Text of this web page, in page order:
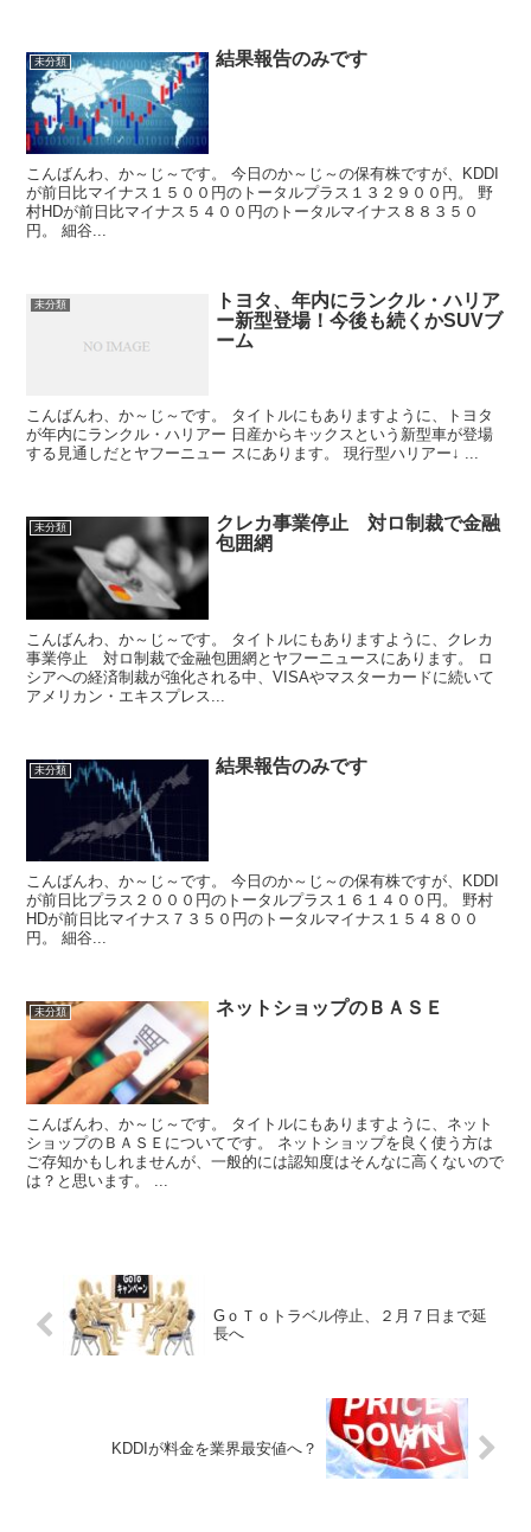
未分類 結果報告のみです
こんばんわ、か～じ～です。 今日のか～じ～の保有株ですが、KDDI
が前日比マイナス１５００円のトータルプラス１３２９００円。 野
村HDが前日比マイナス５４００円のトータルマイナス８８３５０
円。 細谷...
未分類
トヨタ、年内にランクル・ハリア
ー新型登場！今後も続くかSUVブ
ーム
こんばんわ、か～じ～です。 タイトルにもありますように、トヨタ
が年内にランクル・ハリアー 日産からキックスという新型車が登場
する見通しだとヤフーニュー スにあります。 現行型ハリアー↓ ...
未分類
クレカ事業停止 対ロ制裁で金融
包囲網
こんばんわ、か～じ～です。 タイトルにもありますように、クレカ
事業停止 対ロ制裁で金融包囲網とヤフーニュースにあります。 ロ
シアへの経済制裁が強化される中、VISAやマスターカードに続いて
アメリカン・エキスプレス...
未分類 結果報告のみです
こんばんわ、か～じ～です。 今日のか～じ～の保有株ですが、KDDI
が前日比プラス２０００円のトータルプラス１６１４００円。 野村
HDが前日比マイナス７３５０円のトータルマイナス１５４８００
円。 細谷...
未分類 ネットショップのＢＡＳＥ
こんばんわ、か～じ～です。 タイトルにもありますように、ネット
ショップのＢＡＳＥについてです。 ネットショップを良く使う方は
ご存知かもしれませんが、一般的には認知度はそんなに高くないので
は？と思います。 ...
GｏＴｏトラベル停止、２月７日まで延
長へ
KDDIが料金を業界最安値へ？